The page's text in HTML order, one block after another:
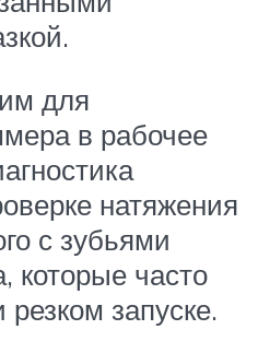
для
в рабочее
натяжения
с зубьями
которые часто
запуске.